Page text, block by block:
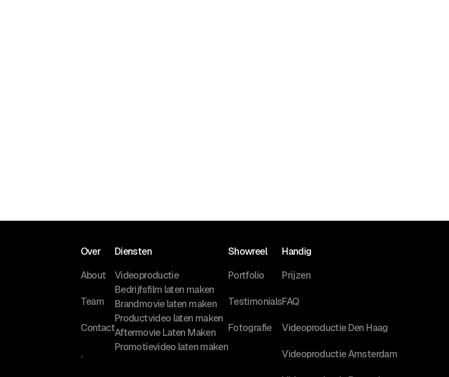
Over
About
Team
Contact
.
Diensten
Videoproductie
Bedrijfsfilm laten maken
Brandmovie laten maken
Productvideo laten maken
Aftermovie Laten Maken
Promotievideo laten maken
Showreel
Portfolio
Testimonials
Fotografie
Handig
Prijzen
FAQ
Videoproductie Den Haag
Videoproductie Amsterdam